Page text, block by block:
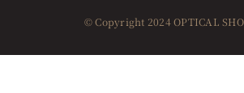
© Copyright 2024 OPTICAL